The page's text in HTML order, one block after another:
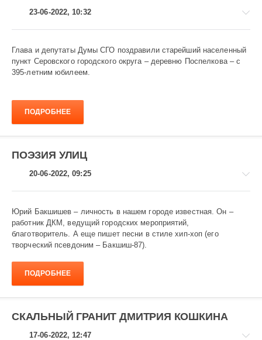
23-06-2022, 10:32
Общество
Глава и депутаты Думы СГО поздравили старейший населенный
пункт Серовского городского округа – деревню Поспелкова – с
395-летним юбилеем.
ПОДРОБНЕЕ
ПОЭЗИЯ УЛИЦ
20-06-2022, 09:25
Диалог
культур
1
132
Юрий Бакшишев – личность в нашем городе известная. Он –
работник ДКМ, ведущий городских мероприятий,
благотворитель. А еще пишет песни в стиле хип-хоп (его
творческий псевдоним – Бакшиш-87).
ПОДРОБНЕЕ
СКАЛЬНЫЙ ГРАНИТ ДМИТРИЯ КОШКИНА
17-06-2022, 12:47